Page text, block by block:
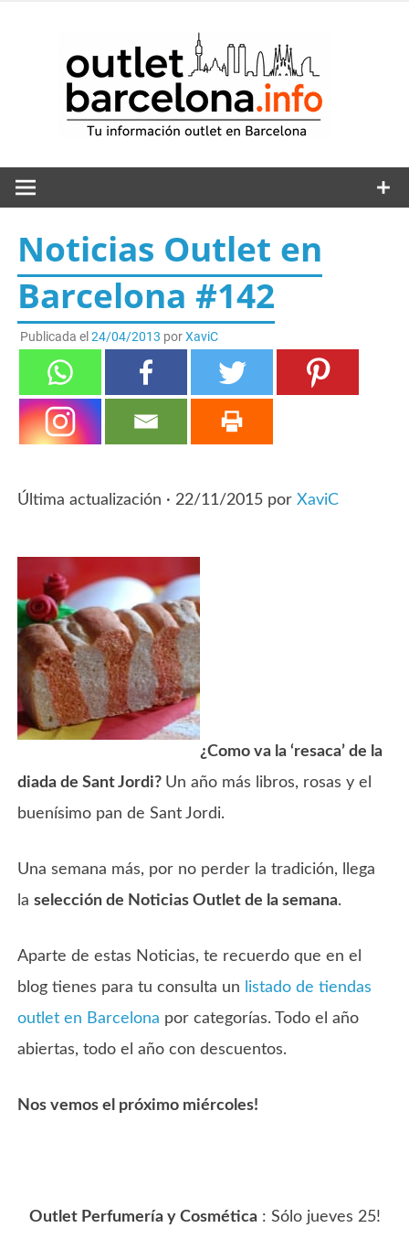
Noticias Outlet en
Barcelona #142
Publicada el 24/04/2013 porXaviC
Última actualización · 22/11/2015 porXaviC
¿Como va la ‘resaca’ de la
diada de Sant Jordi? Un año más libros, rosas y el
buenísimo pan de Sant Jordi.
Una semana más, por no perder la tradición, llega
laselección de Noticias Outlet de la semana.
Aparte de estas Noticias, te recuerdo que en el
blog tienes para tu consulta un
listado de tiendas
outlet en Barcelona por categorías. Todo el año
abiertas, todo el año con descuentos.
Nos vemos el próximo miércoles!
Outlet Perfumería y Cosmética: Sólo jueves 25!